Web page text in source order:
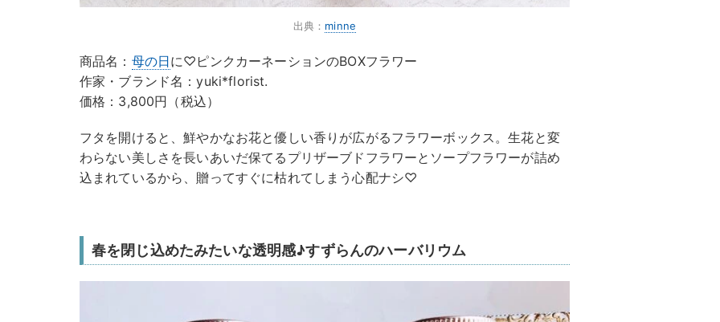
出典： minne
商品名： 母の日に♡ピンクカーネーションのBOXフラワー
作家・ブランド名：yuki*florist.
価格：3,800円（税込）
フタを開けると、鮮やかなお花と優しい香りが広がるフラワーボックス。生花と変
わらない美しさを長いあいだ保てるプリザーブドフラワーとソープフラワーが詰め
込まれているから、贈ってすぐに枯れてしまう心配ナシ♡
春を閉じ込めたみたいな透明感♪すずらんのハーバリウム